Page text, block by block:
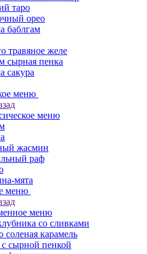
таро
орео
баблгам
травяное желе
сырная пенка
сакура
меню
меню
жасмин
раф
мята
меню
меню
со сливками
соленая карамель
сырной пенкой